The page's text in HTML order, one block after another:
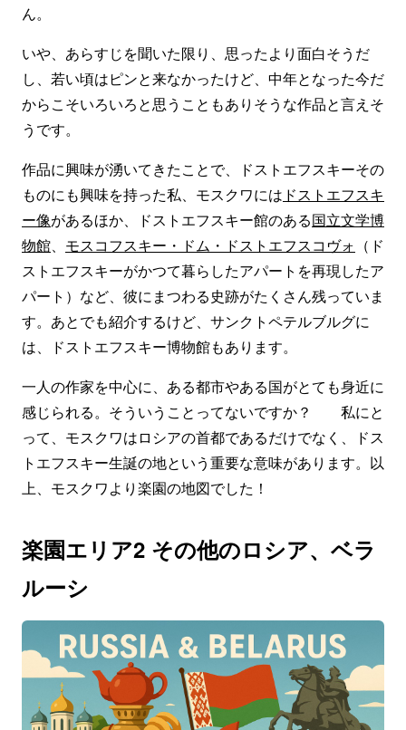
ん。
いや、あらすじを聞いた限り、思ったより面白そうだ
し、若い頃はピンと来なかったけど、中年となった今だ
からこそいろいろと思うこともありそうな作品と言えそ
うです。
作品に興味が湧いてきたことで、ドストエフスキーその
ものにも興味を持った私、モスクワには ドストエフスキ
ー像があるほか、ドストエフスキー館のある国立文学博
物館、 モスコフスキー・ドム・ドストエフスコヴォ （ド
ストエフスキーがかつて暮らしたアパートを再現したア
パート）など、彼にまつわる史跡がたくさん残っていま
す。あとでも紹介するけど、サンクトペテルブルグに
は、ドストエフスキー博物館もあります。
一人の作家を中心に、ある都市やある国がとても身近に
感じられる。そういうことってないですか？ 私にと
って、モスクワはロシアの首都であるだけでなく、ドス
トエフスキー生誕の地という重要な意味があります。以
上、モスクワより楽園の地図でした！
楽園エリア2 その他のロシア、ベラ
ルーシ